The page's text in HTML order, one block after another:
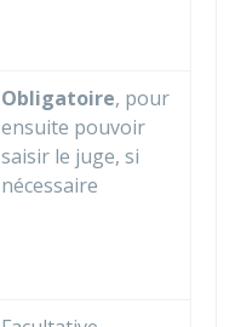
Obligatoire, pour
ensuite pouvoir
saisir le juge, si
nécessaire